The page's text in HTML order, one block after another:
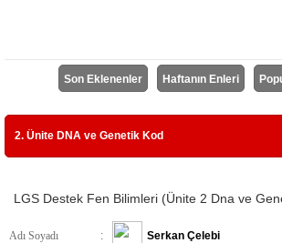
Son Eklenenler Haftanın Enleri
2. Ünite DNA ve Genetik Kod
LGS Destek Fen Bilimleri (Ünite 2 Dna ve
Adı Soyadı : Serkan Çelebi